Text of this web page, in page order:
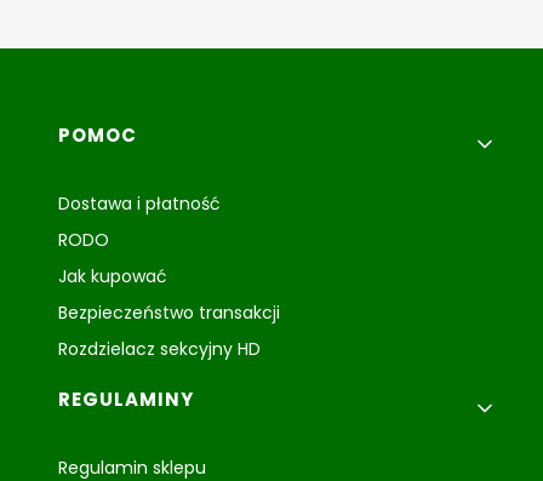
Linki w stopce
POMOC
Dostawa i płatność
RODO
Jak kupować
Bezpieczeństwo transakcji
Rozdzielacz sekcyjny HD
REGULAMINY
Regulamin sklepu